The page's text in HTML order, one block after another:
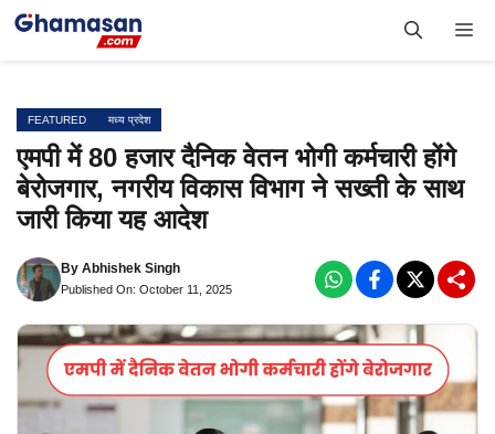
Skip
FEATURED मध्य प्रदेश
एमपी में 80 हजार दैनिक वेतन भोगी कर्मचारी होंगे
बेरोजगार, नगरीय विकास विभाग ने सख्ती के साथ
जारी किया यह आदेश
By Abhishek Singh
Published On: October 11, 2025